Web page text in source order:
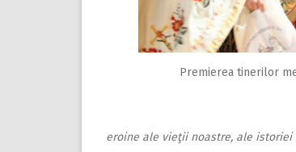
Premierea tinerilor
eroine ale vieţii noastre, ale